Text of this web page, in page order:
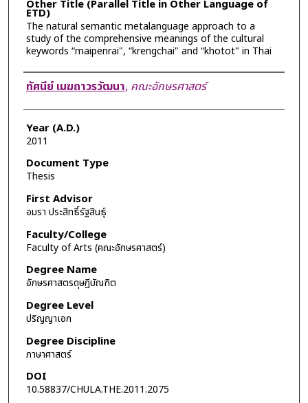
Other Title (Parallel Title in Other Language of
ETD)
The natural semantic metalanguage approach to a
study of the comprehensive meanings of the cultural
keywords “maipenrai", “krengchai" and “khotot" in Thai
Author
ทัศนีย์ เมฆถาวรวัฒนา, คณะอักษรศาสตร์
Year (A.D.)
2011
Document Type
Thesis
First Advisor
อมรา ประสิทธิ์รัฐสินธุ์
Faculty/College
Faculty of Arts (คณะอักษรศาสตร์)
Degree Name
อักษรศาสตรดุษฎีบัณฑิต
Degree Level
ปริญญาเอก
Degree Discipline
ภาษาศาสตร์
DOI
10.58837/CHULA.THE.2011.2075